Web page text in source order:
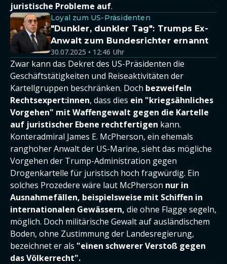
juristische Probleme auf.
Loyal zum US-Präsidenten
"Dunkler, dunkler Tag": Trumps Ex-
Anwalt zum Bundesrichter ernannt
30.07.2025 • 12:46 Uhr
Zwar kann das Dekret des US-Präsidenten die
Geschäftstätigkeiten und Reiseaktivitäten der
Kartellgruppen beschränken. Doch bezweifeln
Rechtsexpert:innen, dass dies ein "kriegsähnliches
Vorgehen" mit Waffengewalt gegen die Kartelle
auf juristischer Ebene rechtfertigen kann.
Konteradmiral James E. McPherson, ein ehemals
ranghoher Anwalt der US-Marine, sieht das mögliche
Vorgehen der Trump-Administration gegen
Drogenkartelle für juristisch hoch fragwürdig. Ein
solches Prozedere wäre laut McPherson nur in
Ausnahmefällen, beispielsweise mit Schiffen in
internationalen Gewässern, die ohne Flagge segeln,
möglich. Doch militärische Gewalt auf ausländischem
Boden, ohne Zustimmung der Landesregierung,
bezeichnet er als "einen schwerer Verstoß gegen
das Völkerrecht".